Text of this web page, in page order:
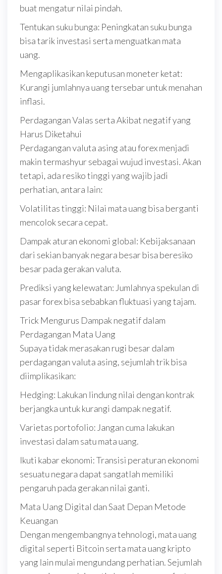
buat mengatur nilai pindah.
Tentukan suku bunga: Peningkatan suku bunga
bisa tarik investasi serta menguatkan mata
uang.
Mengaplikasikan keputusan moneter ketat:
Kurangi jumlahnya uang tersebar untuk menahan
inflasi.
Perdagangan Valas serta Akibat negatif yang
Harus Diketahui
Perdagangan valuta asing atau forex menjadi
makin termashyur sebagai wujud investasi. Akan
tetapi, ada resiko tinggi yang wajib jadi
perhatian, antara lain:
Volatilitas tinggi: Nilai mata uang bisa berganti
mencolok secara cepat.
Dampak aturan ekonomi global: Kebijaksanaan
dari sekian banyak negara besar bisa beresiko
besar pada gerakan valuta.
Prediksi yang kelewatan: Jumlahnya spekulan di
pasar forex bisa sebabkan fluktuasi yang tajam.
Trick Mengurus Dampak negatif dalam
Perdagangan Mata Uang
Supaya tidak merasakan rugi besar dalam
perdagangan valuta asing, sejumlah trik bisa
diimplikasikan:
Hedging: Lakukan lindung nilai dengan kontrak
berjangka untuk kurangi dampak negatif.
Varietas portofolio: Jangan cuma lakukan
investasi dalam satu mata uang.
Ikuti kabar ekonomi: Transisi peraturan ekonomi
sesuatu negara dapat sangatlah memiliki
pengaruh pada gerakan nilai ganti.
Mata Uang Digital dan Saat Depan Metode
Keuangan
Dengan mengembangnya tehnologi, mata uang
digital seperti Bitcoin serta mata uang kripto
yang lain mulai mengundang perhatian. Sejumlah